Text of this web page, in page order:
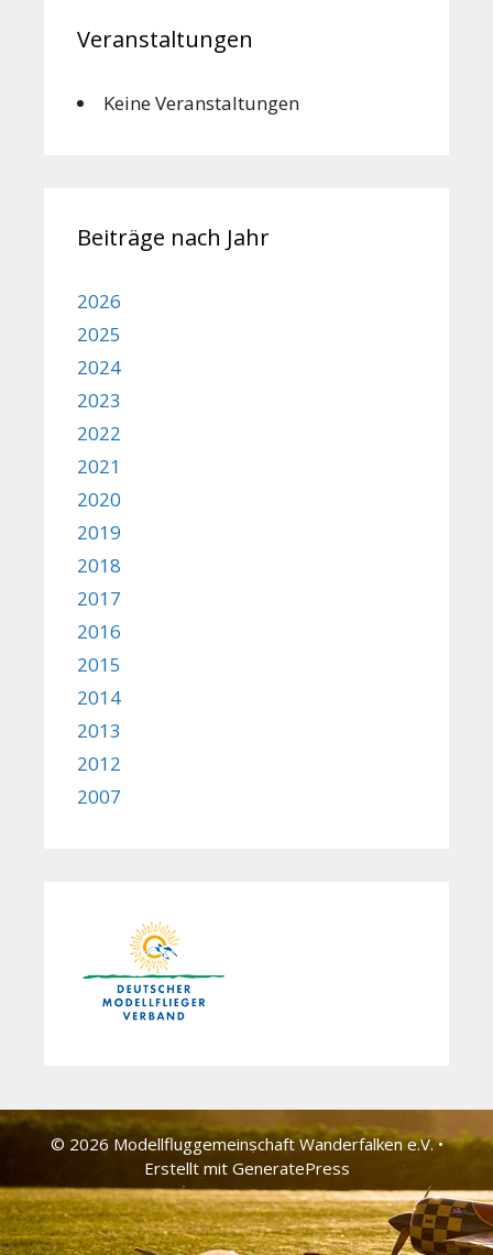
Veranstaltungen
Keine Veranstaltungen
Beiträge nach Jahr
2026
2025
2024
2023
2022
2021
2020
2019
2018
2017
2016
2015
2014
2013
2012
2007
© 2026 Modellfluggemeinschaft Wander­falken e.V.•
Erstellt mit GeneratePress